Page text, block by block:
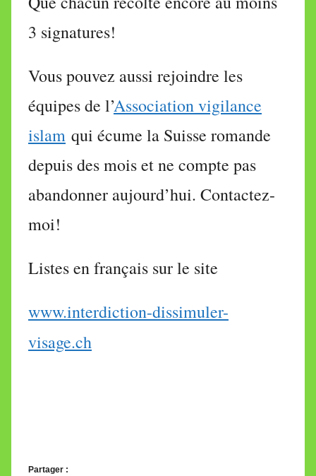
3 signatures!
Vous pouvez aussi rejoindre les
équipes de l’Association vigilance
islam qui écume la Suisse romande
depuis des mois et ne compte pas
abandonner aujourd’hui. Contactez-
moi!
Listes en français sur le site
www.interdiction-dissimuler-
visage.ch
Partager :